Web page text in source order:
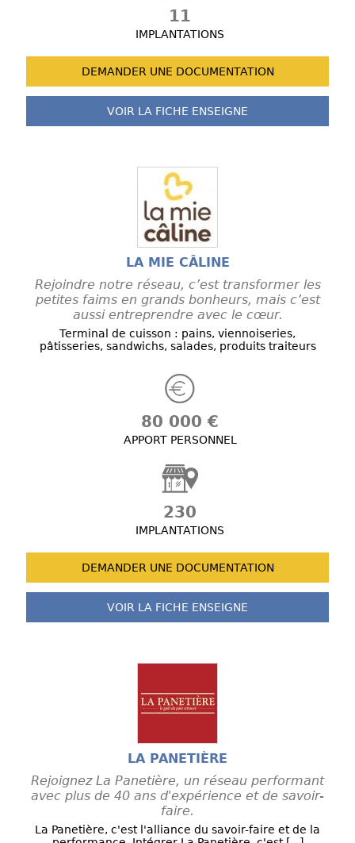
11
IMPLANTATIONS
DEMANDER UNE DOCUMENTATION
VOIR LA FICHE ENSEIGNE
LA MIE CÂLINE
Rejoindre notre réseau, c’est transformer les
petites faims en grands bonheurs, mais c’est
aussi entreprendre avec le cœur.
Terminal de cuisson : pains, viennoiseries,
pâtisseries, sandwichs, salades, produits traiteurs
80 000 €
APPORT PERSONNEL
230
IMPLANTATIONS
DEMANDER UNE DOCUMENTATION
VOIR LA FICHE ENSEIGNE
LA PANETIÈRE
Rejoignez La Panetière, un réseau performant
avec plus de 40 ans d'expérience et de savoir-
faire.
La Panetière, c'est l'alliance du savoir-faire et de la